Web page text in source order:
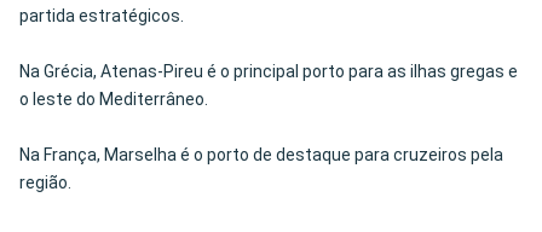
partida estratégicos.
Na Grécia, Atenas-Pireu é o principal porto para as ilhas gregas e
o leste do Mediterrâneo.
Na França, Marselha é o porto de destaque para cruzeiros pela
região.